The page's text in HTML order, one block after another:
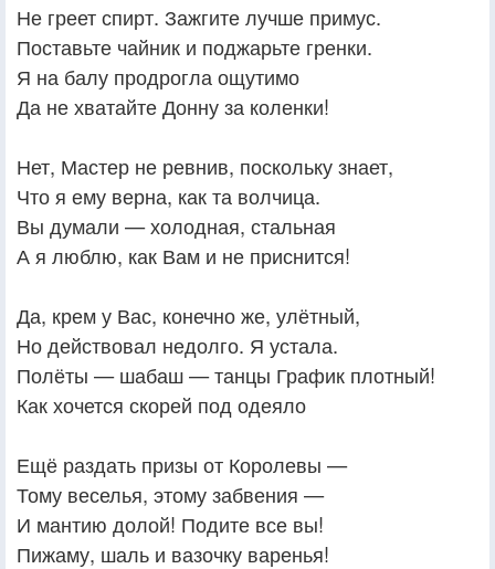
Не греет спирт. Зажгите лучше примус.
Поставьте чайник и поджарьте гренки.
Я на балу продрогла ощутимо
Да не хватайте Донну за коленки!
Нет, Мастер не ревнив, поскольку знает,
Что я ему верна, как та волчица.
Вы думали — холодная, стальная
А я люблю, как Вам и не приснится!
Да, крем у Вас, конечно же, улётный,
Но действовал недолго. Я устала.
Полёты — шабаш — танцы График плотный!
Как хочется скорей под одеяло
Ещё раздать призы от Королевы —
Тому веселья, этому забвения —
И мантию долой! Подите все вы!
Пижаму, шаль и вазочку варенья!